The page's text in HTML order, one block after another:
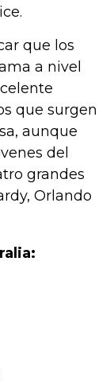
que los
a nivel
que surgen
aunque
del
grandes
Orlando